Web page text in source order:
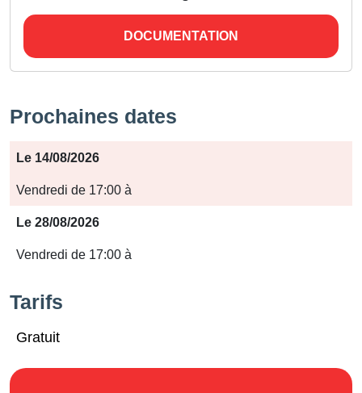
DOCUMENTATION
Prochaines dates
Période
Jours
Horaires
Le 14/08/2026
Vendredi de 17:00 à
Le 28/08/2026
Vendredi de 17:00 à
Tarifs
Gratuit